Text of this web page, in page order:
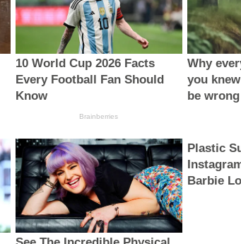
10 World Cup 2026 Facts
Every Football Fan Should
Know
Brainberries
Why
you
be wrong
Plastic
Barbie